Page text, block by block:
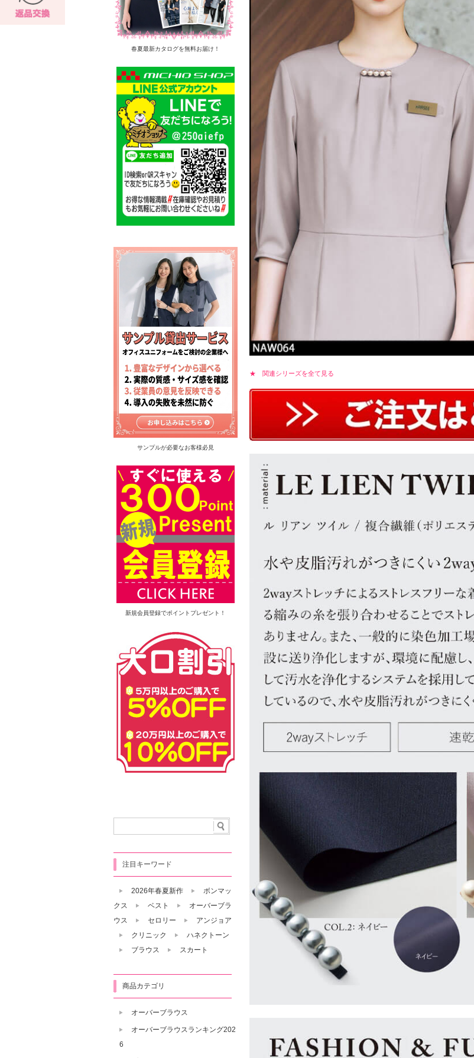
★ 関連シリーズを全て見る
春夏最新カタログを無料お届け！
サンプルが必要なお客様必見
新規会員登録でポイントプレゼント！
注目キーワード
2026年春夏新作
ボンマッ
クス
ベスト
オーバーブラ
ウス
セロリー
アンジョア
クリニック
ハネクトーン
ブラウス
スカート
商品カテゴリ
オーバーブラウス
オーバーブラウスランキング202
6